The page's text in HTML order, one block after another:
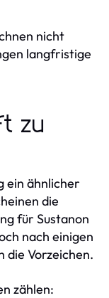
nicht
langfristige
zu
ein ähnlicher
die
für Sustanon
nach einigen
die Vorzeichen.
zählen: